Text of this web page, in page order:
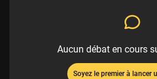
Aucun débat en cours
Soyez le premier à lancer